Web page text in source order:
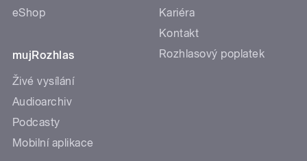
eShop
mujRozhlas
Živé vysílání
Audioarchiv
Podcasty
Mobilní aplikace
Kariéra
Kontakt
Rozhlasový poplatek